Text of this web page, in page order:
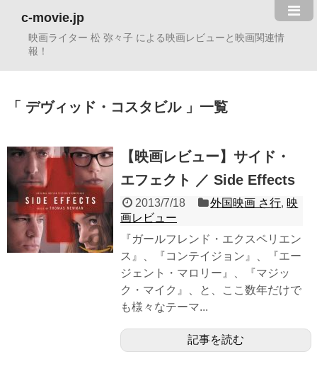
c-movie.jp
映画ライター 松 弥々子 による映画レビューと映画関連情
報！
デヴィッド・コスタビル 一覧
【映画レビュー】サイド・
エフェクト ／ Side Effects
2013/7/18 外国映画 さ行, 映
画レビュー
『ガールフレンド・エクスペリエン
ス』、『コンテイジョン』、『エー
ジェント・マロリー』、『マジッ
ク・マイク』、と、ここ数年だけで
も様々なテーマ...
記事を読む